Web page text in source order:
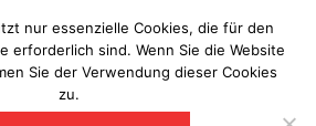
Laberladen
nur essenzielle Cookies, die für den
erforderlich sind. Wenn Sie die Website
Sie der Verwendung dieser Cookies
zu.